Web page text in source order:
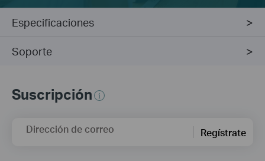
Especificaciones
Soporte
Suscripción
Dirección de correo Regístrate